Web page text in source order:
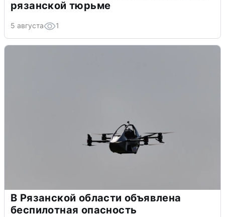
рязанской тюрьме
5 августа 1
В Рязанской области объявлена
беспилотная опасность